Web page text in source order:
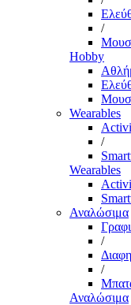
/
Hobby
Wearables
/
Wearables
Αναλώσιμα
/
/
Αναλώσιμα